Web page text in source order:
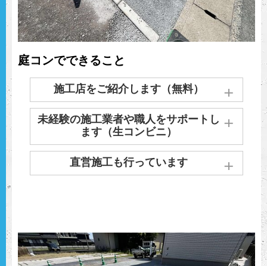
庭コンでできること
施工店をご紹介します（無料）
お住まいの近くの施工業者をご紹介します。
実績のある施工業者がいない場合、お探しい
たします。
未経験の施工業者や職人をサポートし
ます（生コンビニ）
実際に当社製品を施工したことのない施工業
者さんへ見学会も兼ねた施工方法やお見積り
施工店が見つからず、未経験の工事業者・職
直営施工も行っています
ます。
見積もり依頼する
オワコン直営施工価格表
防草・排水
防草・排水・